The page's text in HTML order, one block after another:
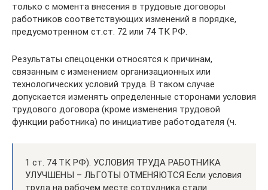
только с момента внесения в трудовые договоры
работников соответствующих изменений в порядке,
предусмотренном ст.ст. 72 или 74 ТК РФ.
Результаты спецоценки относятся к причинам,
связанным с изменением организационных или
технологических условий труда. В таком случае
допускается изменять определенные сторонами условия
трудового договора (кроме изменения трудовой
функции работника) по инициативе работодателя (ч.
1 ст. 74 ТК РФ). УСЛОВИЯ ТРУДА РАБОТНИКА
УЛУЧШЕНЫ – ЛЬГОТЫ ОТМЕНЯЮТСЯ Если условия
труда на рабочем месте сотрудника стали